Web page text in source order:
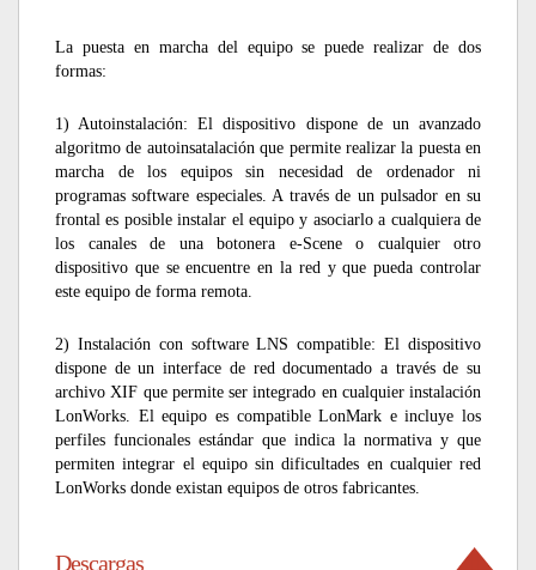
La puesta en marcha del equipo se puede realizar de dos
formas:
1) Autoinstalación: El dispositivo dispone de un avanzado
algoritmo de autoinsatalación que permite realizar la puesta en
marcha de los equipos sin necesidad de ordenador ni
programas software especiales. A través de un pulsador en su
frontal es posible instalar el equipo y asociarlo a cualquiera de
los canales de una botonera e-Scene o cualquier otro
dispositivo que se encuentre en la red y que pueda controlar
este equipo de forma remota.
2) Instalación con software LNS compatible: El dispositivo
dispone de un interface de red documentado a través de su
archivo XIF que permite ser integrado en cualquier instalación
LonWorks. El equipo es compatible LonMark e incluye los
perfiles funcionales estándar que indica la normativa y que
permiten integrar el equipo sin dificultades en cualquier red
LonWorks donde existan equipos de otros fabricantes.
Descargas